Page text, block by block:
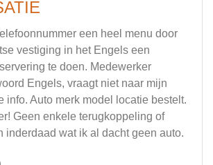
een heel menu door
vestiging in het Engels een
te doen. Medewerker
Engels, vraagt niet naar mijn
info. Auto merk model locatie bestelt.
Geen enkele terugkoppeling of
inderdaad wat ik al dacht geen auto.